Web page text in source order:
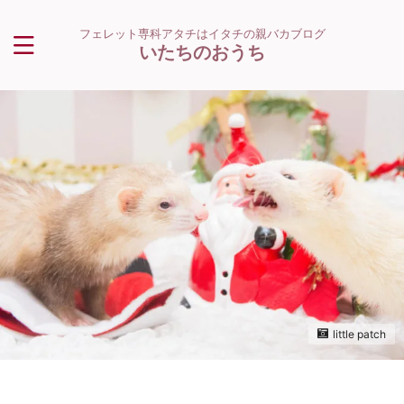
フェレット専科アタチはイタチの親バカブログ
いたちのおうち
little patch